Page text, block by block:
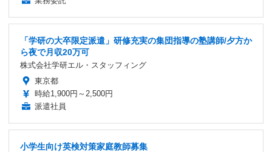
「学研の大卒限定派遣」研修充実の集団指導の塾講師/夕方か
ら夜で月収20万可
株式会社学研エル・スタッフィング
東京都
時給1,900円～2,500円
派遣社員
小学生向け英検対策家庭教師募集